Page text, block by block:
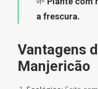
a frescura.
Vantagens
Manjericão